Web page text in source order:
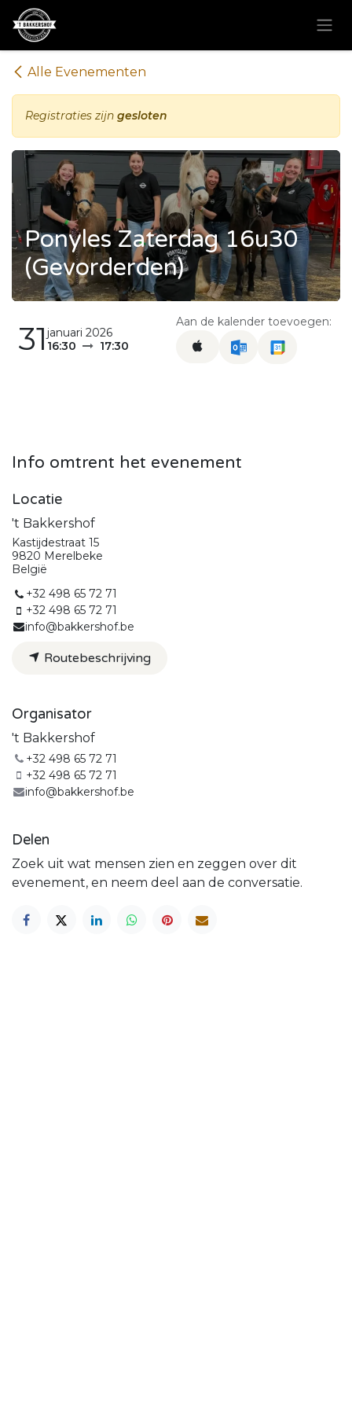
Overslaan naar inhoud
Alle Evenementen
Registraties zijn gesloten
Ponyles Zaterdag 16u30
(Gevorderden)
31januari 2026
16:30
17:30
Aan de kalender toevoegen:
Info omtrent het evenement
Locatie
't Bakkershof
Kastijdestraat 15
9820 Merelbeke
België
+32 498 65 72 71
+32 498 65 72 71
info@bakkershof.be
Routebeschrijving
Organisator
't Bakkershof
+32 498 65 72 71
+32 498 65 72 71
info@bakkershof.be
Delen
Zoek uit wat mensen zien en zeggen over dit
evenement, en neem deel aan de conversatie.